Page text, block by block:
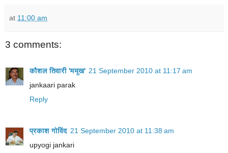
at 11:00 am
3 comments:
कौशल तिवारी 'मयूख' 21 September 2010 at 11:17 am
jankaari parak
Reply
प्रकाश गोविंद 21 September 2010 at 11:38 am
upyogi jankari